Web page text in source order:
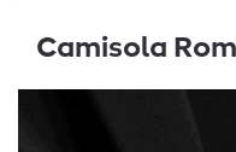
Camisola